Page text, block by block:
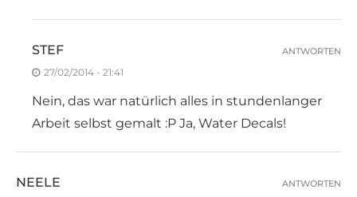
STEF
27/02/2014 - 21:41
Nein, das war natürlich alles in stundenlanger
Arbeit selbst gemalt :P Ja, Water Decals!
ANTWORTEN
NEELE ANTWORTEN